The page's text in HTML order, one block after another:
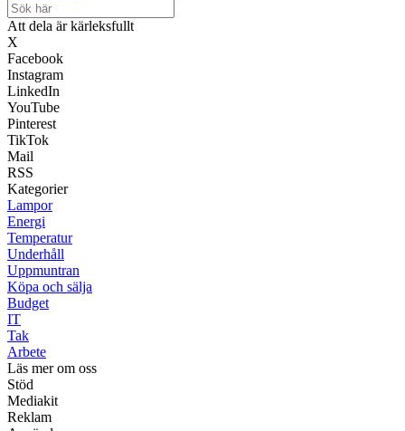
Att dela är kärleksfullt
X
Facebook
Instagram
LinkedIn
YouTube
Pinterest
TikTok
Mail
RSS
Kategorier
Lampor
Energi
Temperatur
Underhåll
Uppmuntran
Köpa och sälja
Budget
IT
Tak
Arbete
Läs mer om oss
Stöd
Mediakit
Reklam